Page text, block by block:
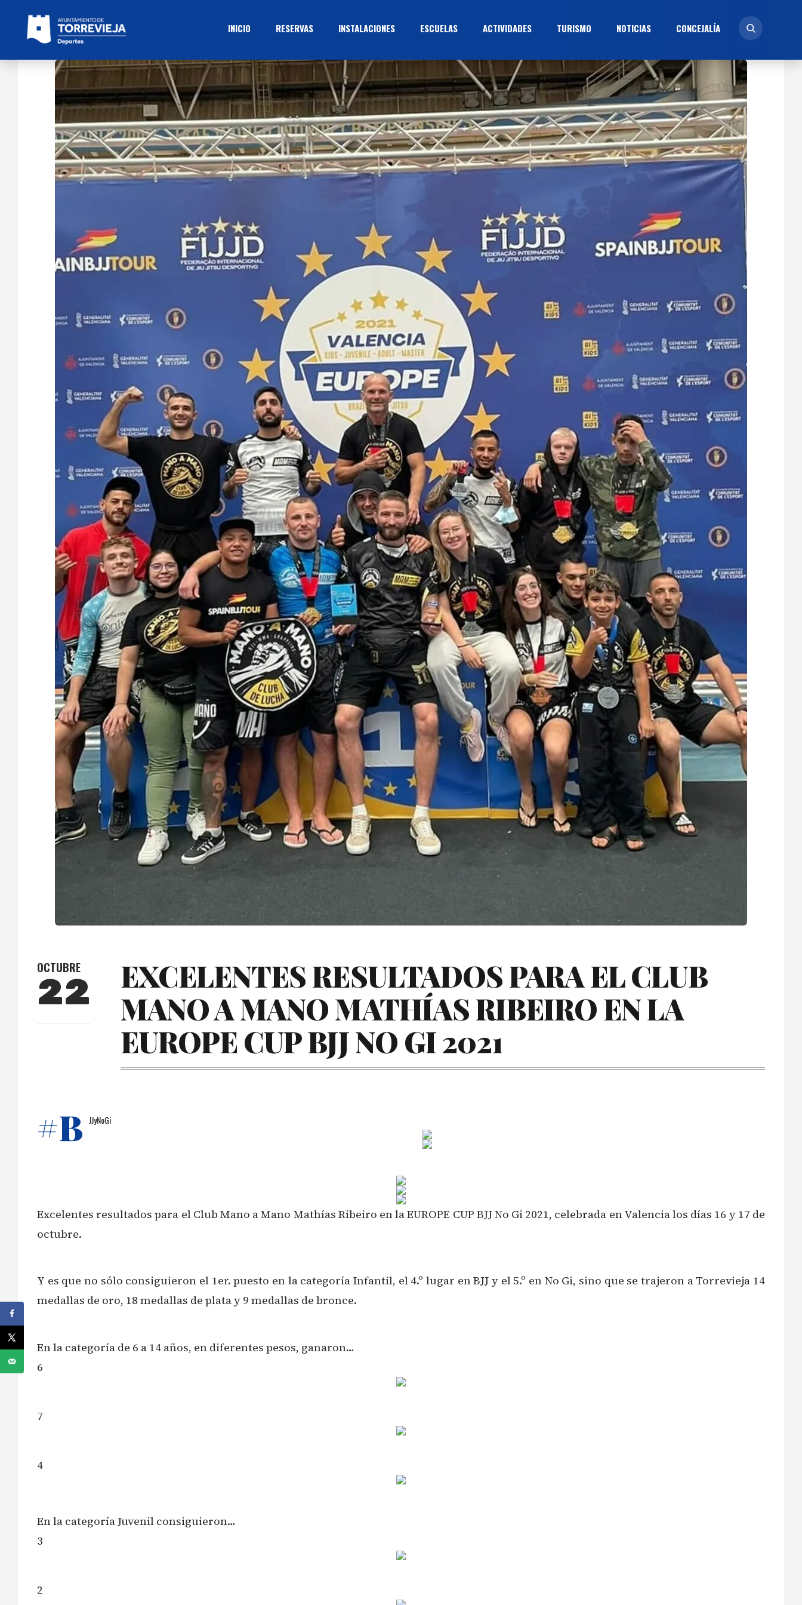
INICIO RESERVAS INSTALACIONES ESCUELAS ACTIVIDADES TURISMO NOTICIAS CONCEJALÍ­A
OCTUBRE
22
EXCELENTES RESULTADOS PARA EL CLUB
MANO A MANO MATHÍAS RIBEIRO EN LA
EUROPE CUP BJJ NO GI 2021
#B JJyNoGi
Excelentes resultados para el Club Mano a Mano Mathías Ribeiro en la EUROPE CUP BJJ No Gi 2021, celebrada en Valencia los días 16 y 17 de
octubre.
Y es que no sólo consiguieron el 1er. puesto en la categoría Infantil, el 4.º lugar en BJJ y el 5.º en No Gi, sino que se trajeron a Torrevieja 14
medallas de oro, 18 medallas de plata y 9 medallas de bronce.
En la categoría de 6 a 14 años, en diferentes pesos, ganaron…
6
7
4
En la categoría Juvenil consiguieron…
3
2